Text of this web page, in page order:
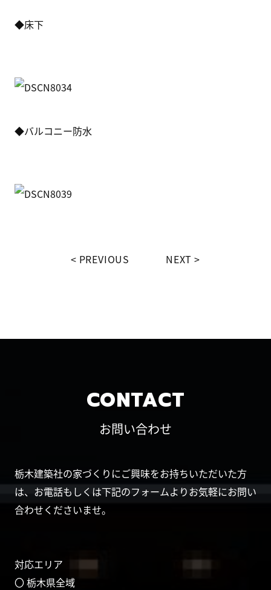
◆床下
◆バルコニー防水
PREVIOUS NEXT
CONTACT
お問い合わせ
栃木建築社の家づくりにご興味をお持ちいただいた方
は、お電話もしくは下記のフォームよりお気軽にお問い
合わせくださいませ。
対応エリア
〇 栃木県全域